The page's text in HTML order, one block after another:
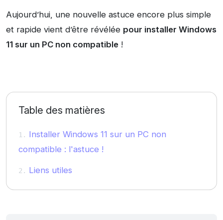
Aujourd’hui, une nouvelle astuce encore plus simple
et rapide vient d’être révélée pour installer Windows
11 sur un PC non compatible !
Table des matières
Installer Windows 11 sur un PC non
compatible : l'astuce !
Liens utiles